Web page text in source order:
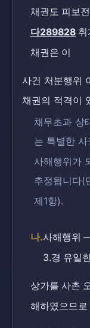
채권도 피보
다289828 취
채권은 이
사건 처분행위
채권의 적격이
채무초과 상
는 특별한
사해행위가
추정됩니다(
제1항).
나.사해행위
3.경 유일
상가를 사촌
해하였으므로